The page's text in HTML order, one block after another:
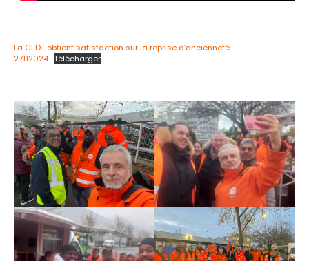
La CFDT obtient satisfaction sur la reprise d’ancienneté –
27112024 Télécharger